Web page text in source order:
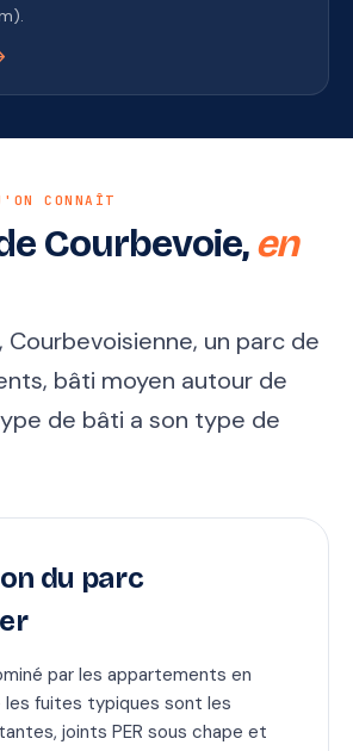
CONNAÎT
Courbevoie,en
Courbevoisienne, un parc de
bâti moyen autour de
de bâti a son type de
du parc
par les appartements en
fuites typiques sont les
joints PER sous chape et